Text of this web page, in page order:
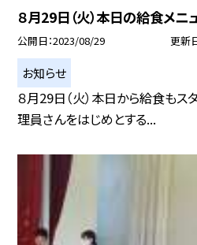
８月29日（火）本日の給食メニ
公開日 2023/08/29 更新
お知らせ
８月29日（火）本日から給食もス
理員さんをはじめとする...